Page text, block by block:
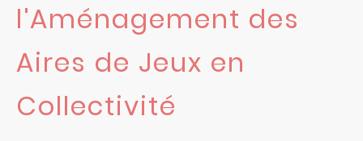
l'Aménagement des
Aires de Jeux en
Collectivité